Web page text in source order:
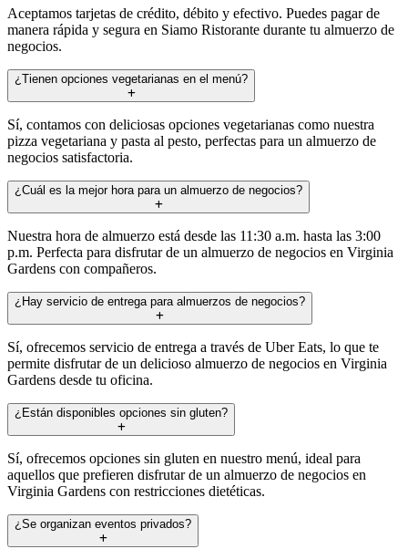
Aceptamos tarjetas de crédito, débito y efectivo. Puedes pagar de
manera rápida y segura en Siamo Ristorante durante tu almuerzo de
negocios.
¿Tienen opciones vegetarianas en el menú?
Sí, contamos con deliciosas opciones vegetarianas como nuestra
pizza vegetariana y pasta al pesto, perfectas para un almuerzo de
negocios satisfactoria.
¿Cuál es la mejor hora para un almuerzo de negocios?
Nuestra hora de almuerzo está desde las 11:30 a.m. hasta las 3:00
p.m. Perfecta para disfrutar de un almuerzo de negocios en Virginia
Gardens con compañeros.
¿Hay servicio de entrega para almuerzos de negocios?
Sí, ofrecemos servicio de entrega a través de Uber Eats, lo que te
permite disfrutar de un delicioso almuerzo de negocios en Virginia
Gardens desde tu oficina.
¿Están disponibles opciones sin gluten?
Sí, ofrecemos opciones sin gluten en nuestro menú, ideal para
aquellos que prefieren disfrutar de un almuerzo de negocios en
Virginia Gardens con restricciones dietéticas.
¿Se organizan eventos privados?